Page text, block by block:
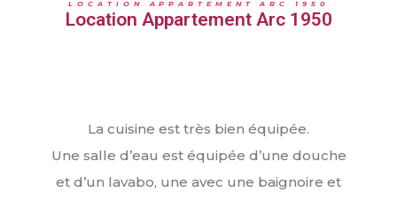
LOCATION APPARTEMENT ARC 1950
Location Appartement Arc 1950
La cuisine est très bien équipée.
Une salle d’eau est équipée d’une douche
et d’un lavabo, une avec une baignoire et